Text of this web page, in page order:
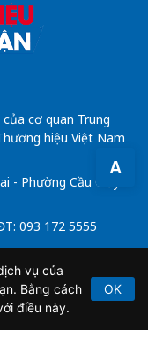
A
cơ quan Trung
hiệu Việt Nam
- Phường Cầu Giấy -
093 172 5555
GP-BTTTT do Bộ
vụ của
Bằng cách
điều này.
OK